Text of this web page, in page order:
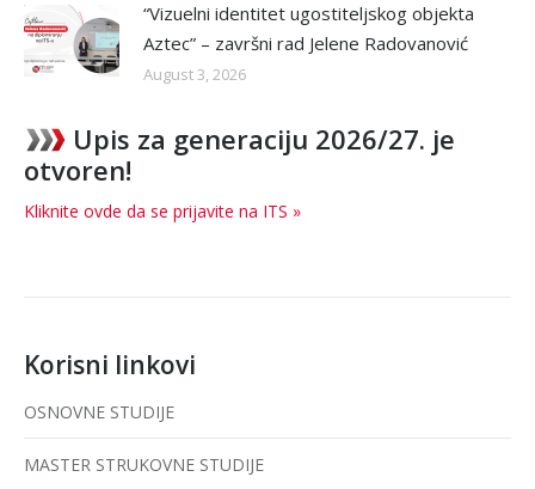
“Vizuelni identitet ugostiteljskog objekta
Aztec” – završni rad Jelene Radovanović
August 3, 2026
Upis za generaciju 2026/27. je
otvoren!
Kliknite ovde da se prijavite na ITS »
Korisni linkovi
OSNOVNE STUDIJE
MASTER STRUKOVNE STUDIJE